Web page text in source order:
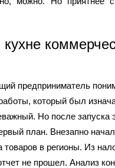
предприниматель
который был
Но после запуска
план. Внезапно
товаров в регионы. Из
не прошел. Анализ